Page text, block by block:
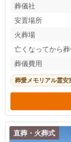
葬儀社
安置場所
火葬場
亡くなってから
葬儀費用
葬愛メモリアル霊安
直葬・火葬式